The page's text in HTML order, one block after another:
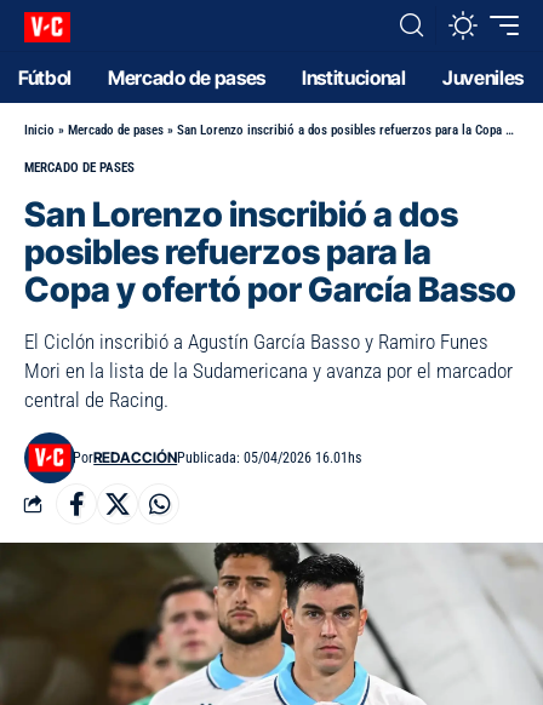
Fútbol Mercado de pases Institucional Juveniles
Inicio » Mercado de pases » San Lorenzo inscribió a dos posibles refuerzos para la Copa y ofertó por García Basso
MERCADO DE PASES
San Lorenzo inscribió a dos
posibles refuerzos para la
Copa y ofertó por García Basso
El Ciclón inscribió a Agustín García Basso y Ramiro Funes
Mori en la lista de la Sudamericana y avanza por el marcador
central de Racing.
PorREDACCIÓNPublicada: 05/04/2026 16.01hs